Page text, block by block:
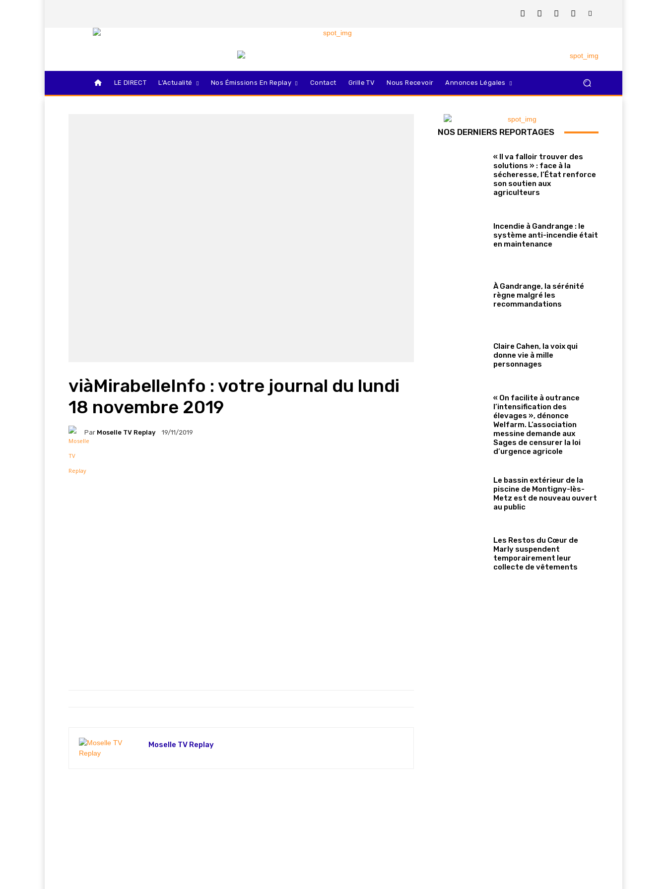
LE DIRECT L’Actualité Nos Émissions En Replay Contact Grille TV Nous Recevoir Annonces Légales
viàMirabelleInfo : votre journal du lundi
18 novembre 2019
Par Moselle TV Replay 19/11/2019
Moselle TV Replay
NOS DERNIERS REPORTAGES
« Il va falloir trouver des
solutions » : face à la
sécheresse, l’État renforce
son soutien aux
agriculteurs
Incendie à Gandrange : le
système anti-incendie était
en maintenance
À Gandrange, la sérénité
règne malgré les
recommandations
Claire Cahen, la voix qui
donne vie à mille
personnages
« On facilite à outrance
l’intensification des
élevages », dénonce
Welfarm. L’association
messine demande aux
Sages de censurer la loi
d’urgence agricole
Le bassin extérieur de la
piscine de Montigny-lès-
Metz est de nouveau ouvert
au public
Les Restos du Cœur de
Marly suspendent
temporairement leur
collecte de vêtements